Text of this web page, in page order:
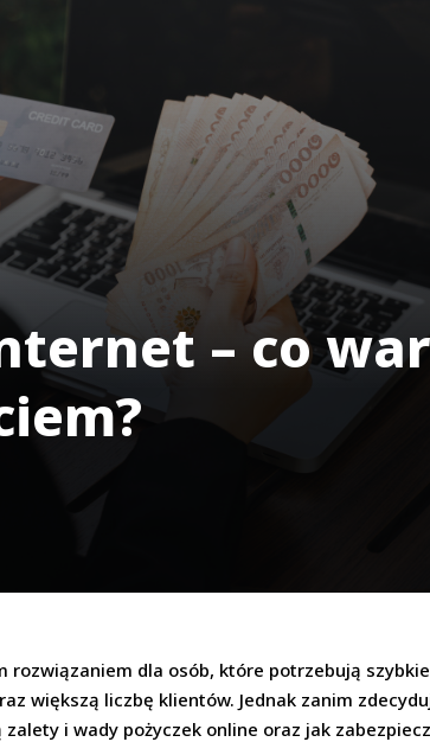
– co
rozwiązaniem dla osób, które potrzebują
większą liczbę klientów. Jednak zanim
i wady pożyczek online oraz jak